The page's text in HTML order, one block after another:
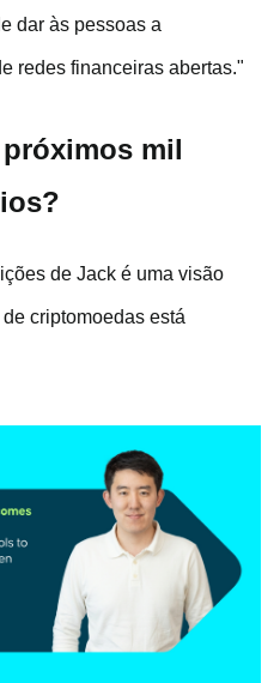
dar às pessoas a
redes financeiras abertas."
mil
de Jack é uma visão
criptomoedas está